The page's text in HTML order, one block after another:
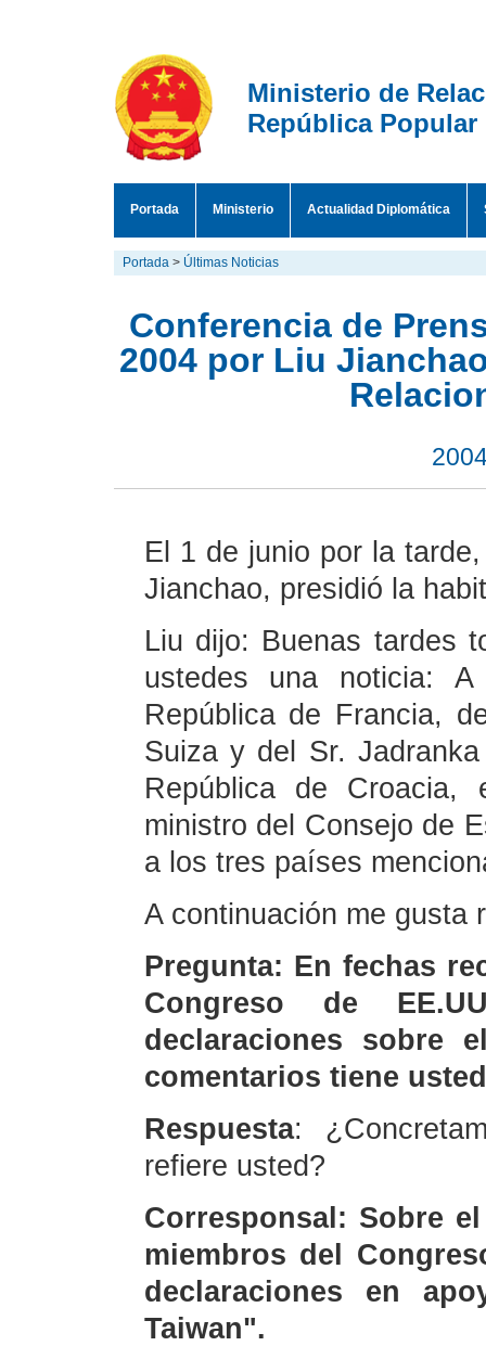
Ministerio de
República Popular
Portada Ministerio Actualidad Diplomática
Portada > Últimas Noticias
Conferencia de
2004 por Liu
El 1 de junio por la
Jianchao, presidió la
Liu dijo: Buenas tardes
ustedes una noticia:
República de Francia,
Suiza y del Sr.
República de Croacia,
ministro del Consejo de
a los tres países
A continuación me gusta
Pregunta: En fechas
Congreso de
declaraciones sobre
comentarios tiene
Respuesta:
refiere usted?
Corresponsal: Sobre
miembros del
declaraciones en
Taiwan".